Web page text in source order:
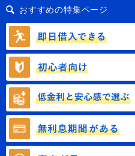
おすすめの特集ページ